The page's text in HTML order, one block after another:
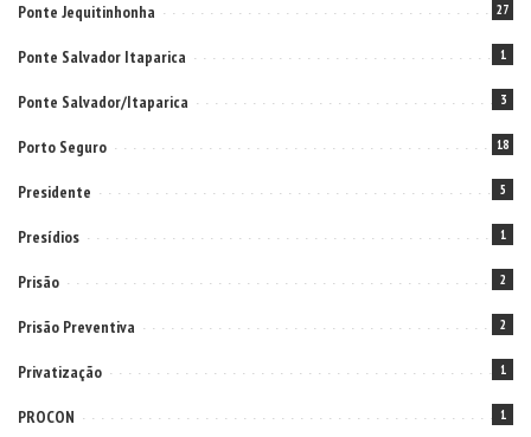
Ponte Jequitinhonha 27
Ponte Salvador Itaparica 1
Ponte Salvador/Itaparica 3
Porto Seguro 18
Presidente 5
Presídios 1
Prisão 2
Prisão Preventiva 2
Privatização 1
PROCON 1